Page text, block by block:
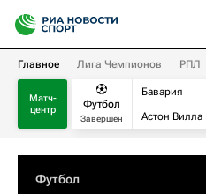
Главное Лига Чемпионов РПЛ
Матч-
центр
Футбол
Завершен
Бавария
Астон Вилла
Футбол